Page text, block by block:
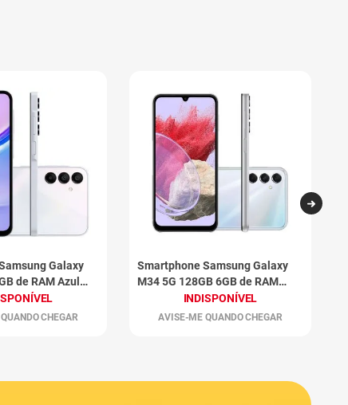
Galaxy
de RAM Azul
CHEGAR
Smartphone Samsung Galaxy
M34 5G 128GB 6GB de RAM
INDISPONÍVEL
AVISE-ME QUANDO CHEGAR